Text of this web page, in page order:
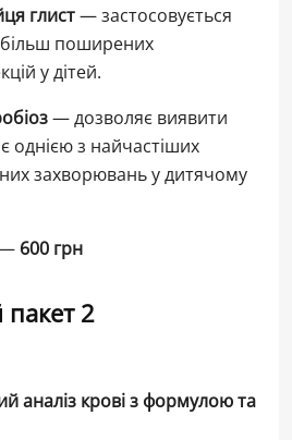
глист— застосовується
поширених
у дітей.
— дозволяє виявити
однією з найчастіших
захворювань у дитячому
— 600 грн
пакет 2
аналіз крові з формулою та